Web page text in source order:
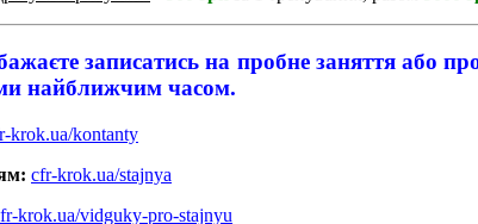
записатись на пробне заняття або
найближчим часом.
krok.ua/kontanty
cfr-krok.ua/stajnya
krok.ua/vidguky-pro-stajnyu